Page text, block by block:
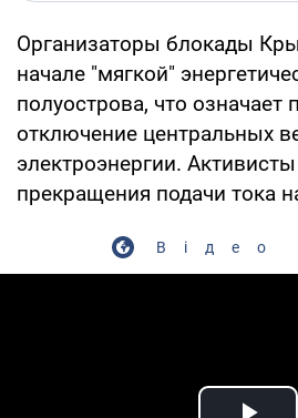
Организаторы блокады
начале "мягкой"
полуострова, что означает
отключение центральных
электроэнергии.
прекращения подачи тока
Відео